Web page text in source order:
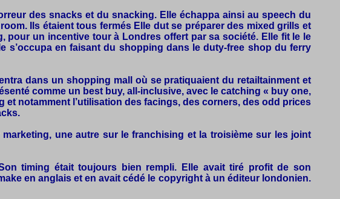
des snacks et du snacking. Elle échappa ainsi au speech du
Ils étaient tous fermés Elle dut se préparer des mixed grills et
pour un incentive tour à Londres offert par sa société. Elle fit le le
s’occupa en faisant du shopping dans le duty-free shop du ferry
dans un shopping mall où se pratiquaient du retailtainment et
comme un best buy, all-inclusive, avec le catching « buy one,
et notamment l’utilisation des facings, des corners, des odd prices
une autre sur le franchising et la troisième sur les joint
timing était toujours bien rempli. Elle avait tiré profit de son
en anglais et en avait cédé le copyright à un éditeur londonien.